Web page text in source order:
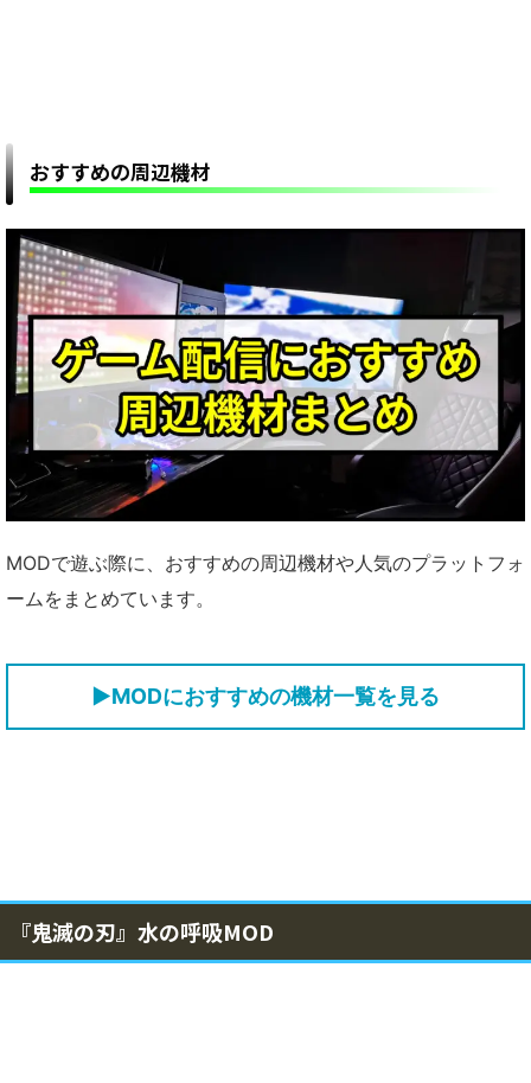
おすすめの周辺機材
MODで遊ぶ際に、おすすめの周辺機材や人気のプラットフォ
ームをまとめています。
▶MODにおすすめの機材一覧を見る
『鬼滅の刃』水の呼吸MOD